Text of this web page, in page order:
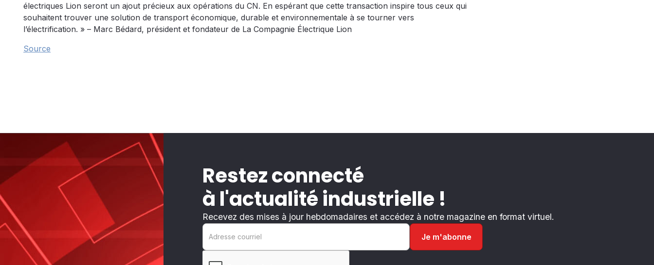
électriques Lion seront un ajout précieux aux opérations du CN. En espérant que cette transaction inspire tous ceux qui
souhaitent trouver une solution de transport économique, durable et environnementale à se tourner vers
l’électrification. » – Marc Bédard, président et fondateur de La Compagnie Électrique Lion
Source
Restez connecté
à l'actualité industrielle !
Recevez des mises à jour hebdomadaires et accédez à notre magazine en format virtuel.